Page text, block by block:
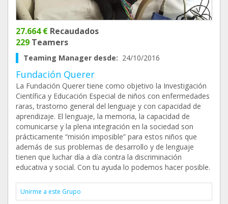
27.664 € Recaudados
229 Teamers
Teaming Manager desde: 24/10/2016
Fundación Querer
La Fundación Querer tiene como objetivo la Investigación
Científica y Educación Especial de niños con enfermedades
raras, trastorno general del lenguaje y con capacidad de
aprendizaje. El lenguaje, la memoria, la capacidad de
comunicarse y la plena integración en la sociedad son
prácticamente “misión imposible” para estos niños que
además de sus problemas de desarrollo y de lenguaje
tienen que luchar día a día contra la discriminación
educativa y social. Con tu ayuda lo podemos hacer posible.
Unirme a este Grupo